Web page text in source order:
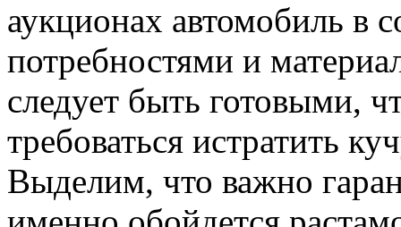
аукционах автомобиль в
потребностями и
следует быть готовыми,
требоваться истратить
Выделим, что важно